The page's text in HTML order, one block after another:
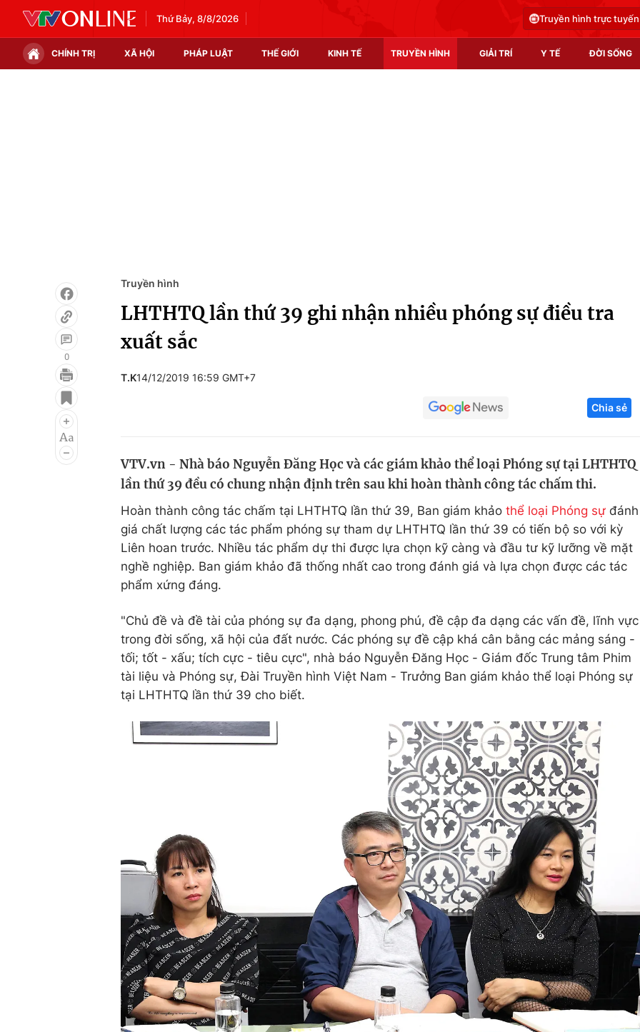
Thứ Bảy, 8/8/2026 Truyền hình trực tuyến
CHÍNH TRỊ XÃ HỘI PHÁP LUẬT THẾ GIỚI KINH TẾ TRUYỀN HÌNH GIẢI TRÍ Y TẾ ĐỜI SỐNG
Infographic
Điện ảnh
Âm nhạc
Chất lượng cuộc sống
Tuyển sinh
Hitech Công
Thị trường
0
Truyền hình
LHTHTQ lần thứ 39 ghi nhận nhiều phóng sự điều tra
xuất sắc
T.K14/12/2019 16:59 GMT+7
Chia sẻ
VTV.vn - Nhà báo Nguyễn Đăng Học và các giám khảo thể loại Phóng sự tại LHTHTQ
lần thứ 39 đều có chung nhận định trên sau khi hoàn thành công tác chấm thi.
Hoàn thành công tác chấm tại LHTHTQ lần thứ 39, Ban giám khảo thể loại Phóng sự đánh
giá chất lượng các tác phẩm phóng sự tham dự LHTHTQ lần thứ 39 có tiến bộ so với kỳ
Liên hoan trước. Nhiều tác phẩm dự thi được lựa chọn kỹ càng và đầu tư kỹ lưỡng về mặt
nghề nghiệp. Ban giám khảo đã thống nhất cao trong đánh giá và lựa chọn được các tác
phẩm xứng đáng.
"Chủ đề và đề tài của phóng sự đa dạng, phong phú, đề cập đa dạng các vấn đề, lĩnh vực
trong đời sống, xã hội của đất nước. Các phóng sự đề cập khá cân bằng các mảng sáng -
tối; tốt - xấu; tích cực - tiêu cực", nhà báo Nguyễn Đăng Học - Giám đốc Trung tâm Phim
tài liệu và Phóng sự, Đài Truyền hình Việt Nam - Trưởng Ban giám khảo thể loại Phóng sự
tại LHTHTQ lần thứ 39 cho biết.